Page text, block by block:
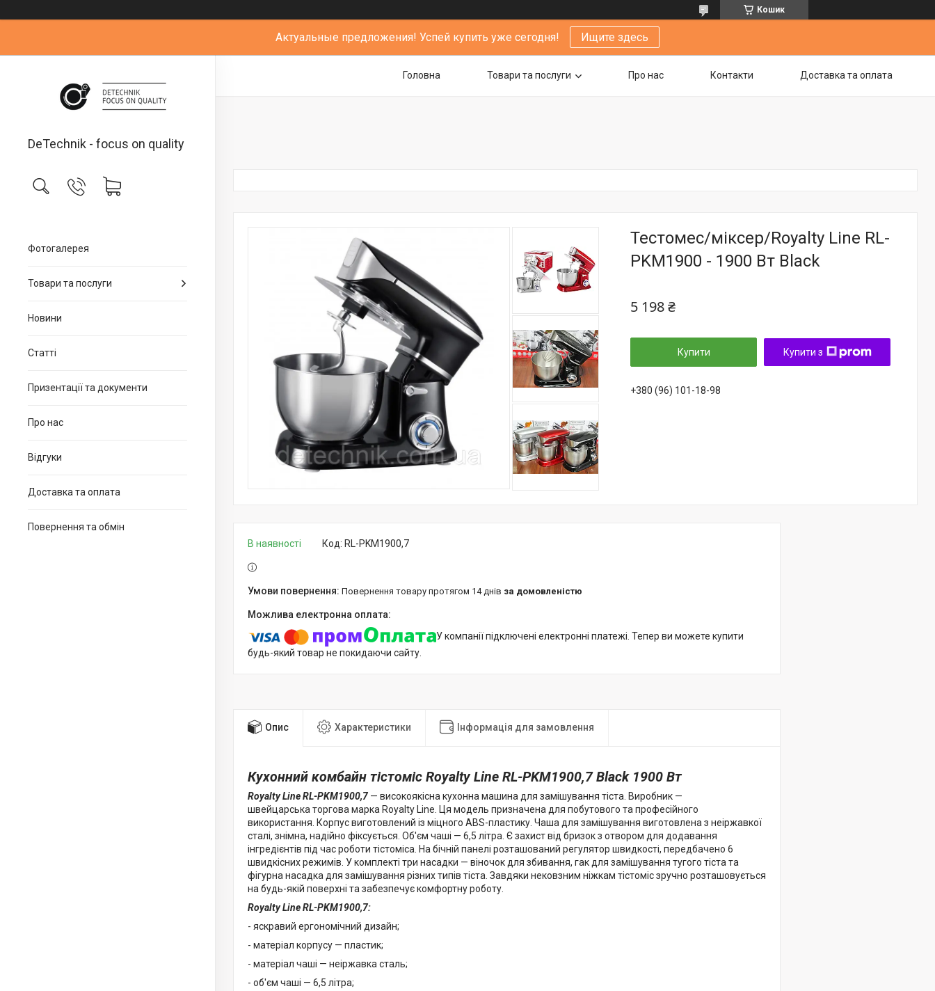
Кошик
Актуальные предложения! Успей купить уже сегодня! Ищите здесь
DeTechnik - focus on quality
Фотогалерея
Товари та послуги
Новини
Статті
Призентації та документи
Про нас
Відгуки
Доставка та оплата
Повернення та обмін
Головна Товари та послуги Про нас Контакти Доставка та оплата
Тестомес/міксер/Royalty Line RL-
PKM1900 - 1900 Вт Black
5 198 ₴
Купити Купити з
+380 (96) 101-18-98
В наявності Код: RL-PKM1900,7
повернення товару протягом 14 днів за домовленістю
У компанії підключені електронні платежі. Тепер ви можете купити
будь-який товар не покидаючи сайту.
Опис Характеристики Інформація для замовлення
Кухонний комбайн тістоміс Royalty Line RL-PKM1900,7 Black 1900 Вт
Royalty Line RL-PKM1900,7 — високоякісна кухонна машина для замішування тіста. Виробник —
швейцарська торгова марка Royalty Line. Ця модель призначена для побутового та професійного
використання. Корпус виготовлений із міцного ABS-пластику. Чаша для замішування виготовлена з неіржавкої
сталі, знімна, надійно фіксується. Об'єм чаші — 6,5 літра. Є захист від бризок з отвором для додавання
інгредієнтів під час роботи тістоміса. На бічній панелі розташований регулятор швидкості, передбачено 6
швидкісних режимів. У комплекті три насадки — віночок для збивання, гак для замішування тугого тіста та
фігурна насадка для замішування різних типів тіста. Завдяки нековзним ніжкам тістоміс зручно розташовується
на будь-якій поверхні та забезпечує комфортну роботу.
Royalty Line RL-PKM1900,7:
- яскравий ергономічний дизайн;
- матеріал корпусу — пластик;
- матеріал чаші — неіржавка сталь;
- об'єм чаші — 6,5 літра;